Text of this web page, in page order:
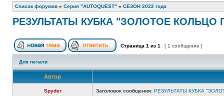
Список форумов » Серия "AUTOQUEST" » СЕЗОН 2022 года
РЕЗУЛЬТАТЫ КУБКА "ЗОЛОТОЕ КОЛЬЦО
Страница 1 из 1 [ 1 сообщение ]
Для печати
Автор
Spyder Заголовок сообщения: РЕЗУЛЬТАТЫ КУБКА